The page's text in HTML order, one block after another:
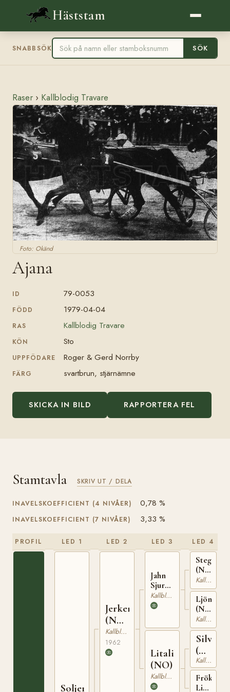
Häststam
SNABBSÖK SÖK
Raser › Kallblodig Travare
Foto: Okänd
Ajana
ID 79-0053
FÖDD 1979-04-04
RAS Kallblodig Travare
KÖN Sto
UPPFÖDARE Roger & Gerd Norrby
FÄRG svartbrun, stjärnämne
SKICKA IN BILD RAPPORTERA FEL
Stamtavla SKRIV UT / DELA
INAVELSKOEFFICIENT (4 NIVÅER) 0,78 %
INAVELSKOEFFICIENT (7 NIVÅER) 3,33 %
PROFIL LED 1
Soljerker
LED 2
Jerker
(NO)
NT
34
Kallblodig Travare
1962
LED 3
Jahn
Sjur
(NO)
T-254
Kallblodig Travare
Litalill
(NO)
Kallblodig Travare
LED 4
Steggbest
(NO)
T-
233
Kallblodig Travare
Ljönna
(NO)
N
22578
Kallblodig Travare
Silver
(NO)
T-
130
Kallblodig Travare
Fröken
Litalill